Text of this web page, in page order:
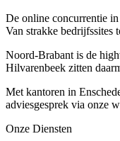
De online concurrentie
Van strakke bedrijfssites
Noord-Brabant is de
Hilvarenbeek zitten
Met kantoren in
adviesgesprek via onze
Onze Diensten